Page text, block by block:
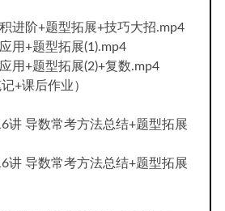
进阶+题型拓展+技巧大招.mp4
用+题型拓展(1).mp4
用+题型拓展(2)+复数.mp4
+课后作业）
讲 导数常考方法总结+题型拓展
讲 导数常考方法总结+题型拓展